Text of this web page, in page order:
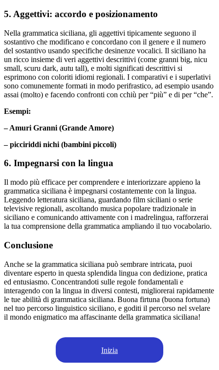
5. Aggettivi: accordo e posizionamento
Nella grammatica siciliana, gli aggettivi tipicamente seguono il
sostantivo che modificano e concordano con il genere e il numero
del sostantivo usando specifiche desinenze vocalici. Il siciliano ha
un ricco insieme di veri aggettivi descrittivi (come granni big, nicu
small, scuru dark, autu tall), e molti significati descrittivi si
esprimono con coloriti idiomi regionali. I comparativi e i superlativi
sono comunemente formati in modo perifrastico, ad esempio usando
assai (molto) e facendo confronti con cchiù per “più” e di per “che”.
Esempi:
– Amuri Granni (Grande Amore)
– picciriddi nichi (bambini piccoli)
6. Impegnarsi con la lingua
Il modo più efficace per comprendere e interiorizzare appieno la
grammatica siciliana è impegnarsi costantemente con la lingua.
Leggendo letteratura siciliana, guardando film siciliani o serie
televisive regionali, ascoltando musica popolare tradizionale in
siciliano e comunicando attivamente con i madrelingua, rafforzerai
la tua comprensione della grammatica ampliando il tuo vocabolario.
Conclusione
Anche se la grammatica siciliana può sembrare intricata, puoi
diventare esperto in questa splendida lingua con dedizione, pratica
ed entusiasmo. Concentrandoti sulle regole fondamentali e
interagendo con la lingua in diversi contesti, migliorerai rapidamente
le tue abilità di grammatica siciliana. Buona firtuna (buona fortuna)
nel tuo percorso linguistico siciliano, e goditi il percorso nel svelare
il mondo enigmatico ma affascinante della grammatica siciliana!
Inizia